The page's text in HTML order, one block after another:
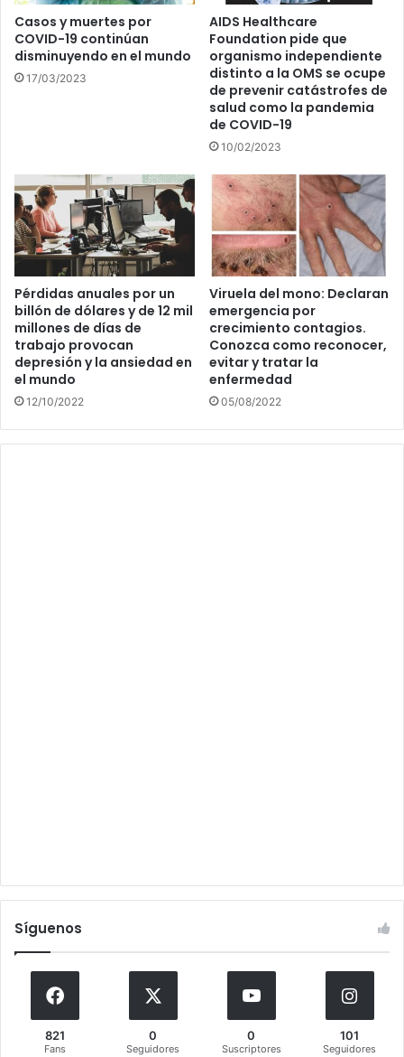
Casos y muertes por
COVID-19 continúan
disminuyendo en el mundo
17/03/2023
AIDS Healthcare
Foundation pide que
organismo independiente
distinto a la OMS se ocupe
de prevenir catástrofes de
salud como la pandemia
de COVID-19
10/02/2023
Pérdidas anuales por un
billón de dólares y de 12 mil
millones de días de
trabajo provocan
depresión y la ansiedad en
el mundo
12/10/2022
Viruela del mono: Declaran
emergencia por
crecimiento contagios.
Conozca como reconocer,
evitar y tratar la
enfermedad
05/08/2022
Síguenos
821
Fans
0
Seguidores
0
Suscriptores
101
Seguidores